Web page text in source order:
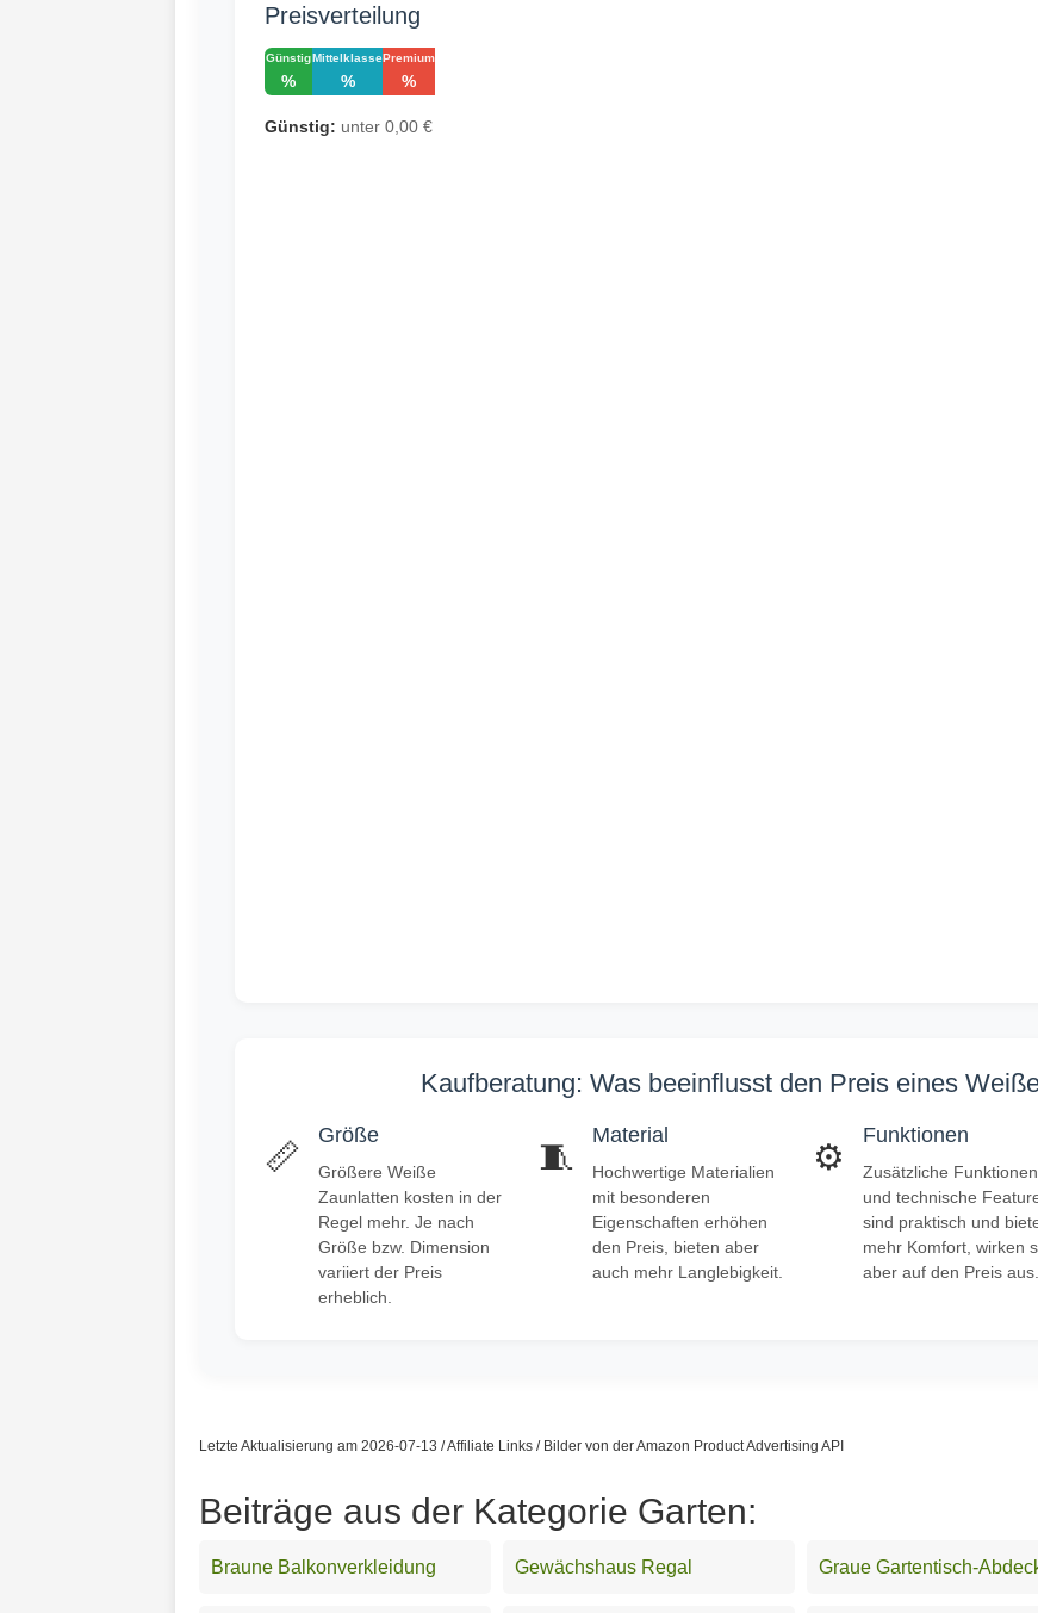
Preisverteilung
Günstig
%
Mittelklasse
%
Premium
%
Günstig: unter 0,00 €
Kaufberatung: Was beeinflusst den Preis eines
📏
Größe
Größere Weiße
Zaunlatten kosten in der
Regel mehr. Je nach
Größe bzw. Dimension
variiert der Preis
erheblich.
🧵
Material
Hochwertige Materialien
mit besonderen
Eigenschaften erhöhen
den Preis, bieten aber
auch mehr Langlebigkeit.
⚙️
Funktionen
Zusätzliche Funktionen
und technische
sind praktisch und
mehr Komfort, wirken
aber auf den Preis aus.
Letzte Aktualisierung am 2026-07-13 / Affiliate Links / Bilder von der Amazon Product Advertising API
Beiträge aus der Kategorie Garten:
Braune Balkonverkleidung Gewächshaus Regal Graue Gartentisch-